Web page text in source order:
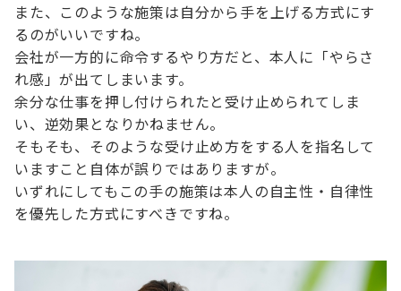
また、このような施策は自分から手を上げる方式にす
るのがいいですね。
会社が一方的に命令するやり方だと、本人に「やらさ
れ感」が出てしまいます。
余分な仕事を押し付けられたと受け止められてしま
い、逆効果となりかねません。
そもそも、そのような受け止め方をする人を指名して
いますこと自体が誤りではありますが。
いずれにしてもこの手の施策は本人の自主性・自律性
を優先した方式にすべきですね。